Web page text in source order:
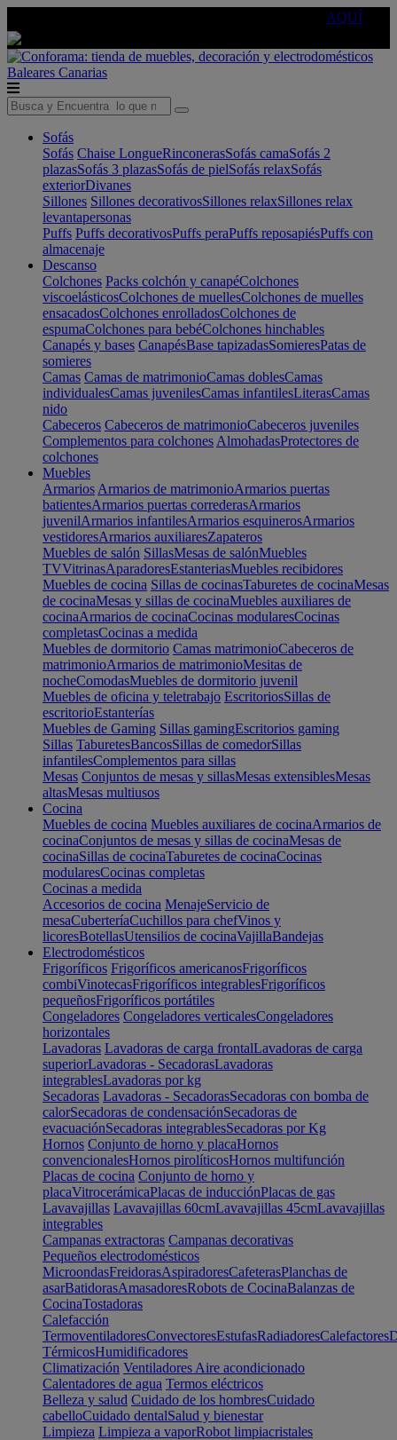
AQUÍ
Baleares Canarias
Sofás
Sofás Chaise LongueRinconerasSofás camaSofás 2
plazasSofás 3 plazasSofás de pielSofás relaxSofás
exteriorDivanes
Sillones Sillones decorativosSillones relaxSillones relax
levantapersonas
Puffs Puffs decorativosPuffs peraPuffs reposapiésPuffs con
almacenaje
Descanso
Colchones Packs colchón y canapéColchones
viscoelásticosColchones de muellesColchones de muelles
ensacadosColchones enrolladosColchones de
espumaColchones para bebéColchones hinchables
Canapés y bases CanapésBase tapizadasSomieresPatas de
somieres
Camas Camas de matrimonioCamas doblesCamas
individualesCamas juvenilesCamas infantilesLiterasCamas
nido
Cabeceros Cabeceros de matrimonioCabeceros juveniles
Complementos para colchones AlmohadasProtectores de
colchones
Muebles
Armarios Armarios de matrimonioArmarios puertas
batientesArmarios puertas correderasArmarios
juvenilArmarios infantilesArmarios esquinerosArmarios
vestidoresArmarios auxiliaresZapateros
Muebles de salón SillasMesas de salónMuebles
TVVitrinasAparadoresEstanteriasMuebles recibidores
Muebles de cocina Sillas de cocinasTaburetes de cocinaMesas
de cocinaMesas y sillas de cocinaMuebles auxiliares de
cocinaArmarios de cocinaCocinas modularesCocinas
completasCocinas a medida
Muebles de dormitorio Camas matrimonioCabeceros de
matrimonioArmarios de matrimonioMesitas de
nocheComodasMuebles de dormitorio juvenil
Muebles de oficina y teletrabajo EscritoriosSillas de
escritorioEstanterías
Muebles de Gaming Sillas gamingEscritorios gaming
Sillas TaburetesBancosSillas de comedorSillas
infantilesComplementos para sillas
Mesas Conjuntos de mesas y sillasMesas extensiblesMesas
altasMesas multiusos
Cocina
Muebles de cocina Muebles auxiliares de cocinaArmarios de
cocinaConjuntos de mesas y sillas de cocinaMesas de
cocinaSillas de cocinaTaburetes de cocinaCocinas
modularesCocinas completas
Cocinas a medida
Accesorios de cocina MenajeServicio de
mesaCuberteríaCuchillos para chefVinos y
licoresBotellasUtensilios de cocinaVajillaBandejas
Electrodomésticos
Frigoríficos Frigoríficos americanosFrigoríficos
combiVinotecasFrigoríficos integrablesFrigoríficos
pequeñosFrigoríficos portátiles
Congeladores Congeladores verticalesCongeladores
horizontales
Lavadoras Lavadoras de carga frontalLavadoras de carga
superiorLavadoras - SecadorasLavadoras
integrablesLavadoras por kg
Secadoras Lavadoras - SecadorasSecadoras con bomba de
calorSecadoras de condensaciónSecadoras de
evacuaciónSecadoras integrablesSecadoras por Kg
Hornos Conjunto de horno y placaHornos
convencionalesHornos pirolíticosHornos multifunción
Placas de cocina Conjunto de horno y
placaVitrocerámicaPlacas de inducciónPlacas de gas
Lavavajillas Lavavajillas 60cmLavavajillas 45cmLavavajillas
integrables
Campanas extractoras Campanas decorativas
Pequeños electrodomésticos
MicroondasFreidorasAspiradoresCafeterasPlanchas de
asarBatidorasAmasadoresRobots de CocinaBalanzas de
CocinaTostadoras
Calefacción
TermoventiladoresConvectoresEstufasRadiadoresCalefactores
TérmicosHumidificadores
Climatización Ventiladores Aire acondicionado
Calentadores de agua Termos eléctricos
Belleza y salud Cuidado de los hombresCuidado
cabelloCuidado dentalSalud y bienestar
Limpieza Limpieza a vaporRobot limpiacristales